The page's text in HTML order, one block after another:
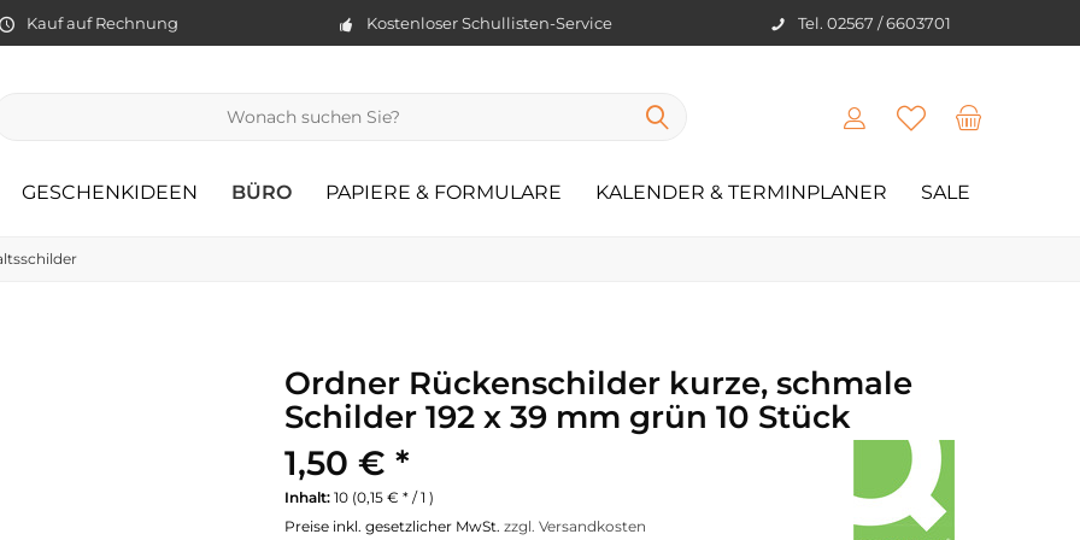
Kauf auf Rechnung Kostenloser Schullisten-Service Tel. 02567 / 6603701
GESCHENKIDEEN BÜRO PAPIERE & FORMULARE KALENDER & TERMINPLANER SALE
Ordner Rückenschilder kurze, schmale
Schilder 192 x 39 mm grün 10 Stück
1,50 € *
Inhalt: 10 (0,15 € * / 1 )
Preise inkl. gesetzlicher MwSt. zzgl. Versandkosten